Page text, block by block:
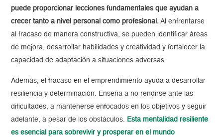
puede proporcionar lecciones fundamentales que ayudan a
crecer tanto a nivel personal como profesional. Al enfrentarse
al fracaso de manera constructiva, se pueden identificar áreas
de mejora, desarrollar habilidades y creatividad y fortalecer la
capacidad de adaptación a situaciones adversas.
Además, el fracaso en el emprendimiento ayuda a desarrollar
resiliencia y determinación. Enseña a no rendirse ante las
dificultades, a mantenerse enfocados en los objetivos y seguir
adelante, a pesar de los obstáculos. Esta mentalidad resiliente
es esencial para sobrevivir y prosperar en el mundo